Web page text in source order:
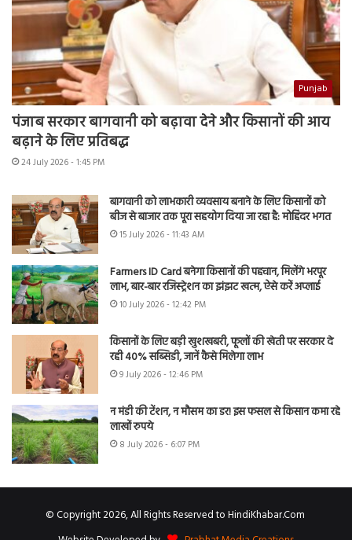
Punjab
पंजाब सरकार बागवानी को बढ़ावा देने और किसानों की आय
बढ़ाने के लिए प्रतिबद्ध
24 July 2026 - 1:45 PM
बागवानी को लाभकारी व्यवसाय बनाने के लिए किसानों को
बीज से बाजार तक पूरा सहयोग दिया जा रहा है: मोहिंदर भगत
15 July 2026 - 11:43 AM
Farmers ID Card बनेगा किसानों की पहचान, मिलेंगे भरपूर
लाभ, बार-बार रजिस्ट्रेशन का झंझट खत्म, ऐसे करें अप्लाई
10 July 2026 - 12:42 PM
किसानों के लिए बड़ी खुशखबरी, फूलों की खेती पर सरकार दे
रही 40% सब्सिडी, जानें कैसे मिलेगा लाभ
9 July 2026 - 12:46 PM
न मंडी की टेंशन, न मौसम का डर! इस फसल से किसान कमा रहे
लाखों रुपये
8 July 2026 - 6:07 PM
© Copyright 2026, All Rights Reserved to HindiKhabar.Com